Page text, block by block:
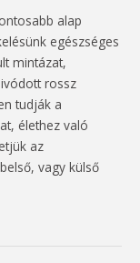
alap
egészséges
mintázat,
rossz
tudják a
élethez való
az
vagy külső